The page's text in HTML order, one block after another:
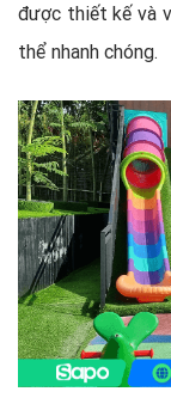
được thiết kế và
thể nhanh chóng.